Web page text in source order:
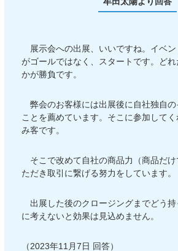
展示会への出展、いいですね。イベ
がゴールではなく、スタートです。ど
かが勝負です。
弊会のお客様には出展後に自社独自
ことを薦めています。そこに参加して
み客です。
そこで改めて自社の商品力（商品だ
ただき取引に繋げる努力をしています。
出展した後のクロージングまでどう
に考えないと効果は見込めません。
（2023年11月7日 回答）